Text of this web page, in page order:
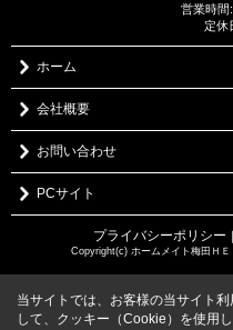
営業時間
定休
ホーム
会社概要
お問い合わせ
PCサイト
プライバシーポリシー
Copyright(c) ホームメイト梅田Ｈ
当サイトでは、お客様の当サイト
して、クッキー（Cookie）を使用し